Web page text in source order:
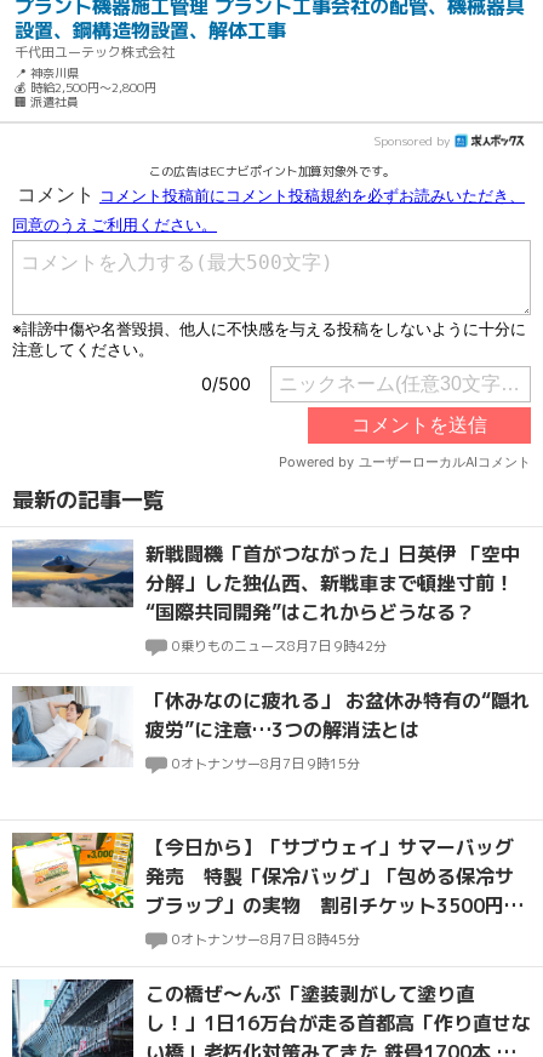
プラント機器施工管理 プラント工事会社の配管、機械器具
設置、鋼構造物設置、解体工事
千代田ユーテック株式会社
📍 神奈川県
💰 時給2,500円～2,800円
🏢 派遣社員
Sponsored by
この広告はECナビポイント加算対象外です。
最新の記事一覧
新戦闘機「首がつながった」日英伊 「空中
分解」した独仏西、新戦車まで頓挫寸前！
“国際共同開発”はこれからどうなる？
0乗りものニュース8月7日 9時42分
「休みなのに疲れる」 お盆休み特有の“隠れ
疲労”に注意…3つの解消法とは
0オトナンサー8月7日 9時15分
【今日から】「サブウェイ」サマーバッグ
発売 特製「保冷バッグ」「包める保冷サ
ブラップ」の実物 割引チケット3500円封
入 0オトナンサー8月7日 8時45分
この橋ぜ～んぶ「塗装剥がして塗り直
し！」1日16万台が走る首都高「作り直せな